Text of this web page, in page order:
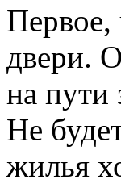
Первое,
двери.
на пути
Не
жилья